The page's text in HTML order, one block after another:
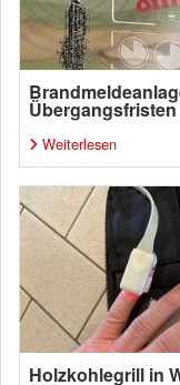
Übergangsfristen
Weiterlesen
Holzkohlegrill in